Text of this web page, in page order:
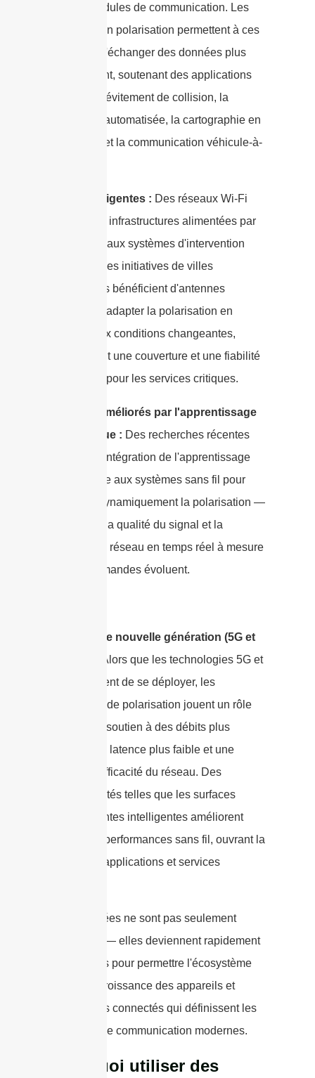
fil et de modules de communication. Les
avancées en polarisation permettent à ces
systèmes d'échanger des données plus
efficacement, soutenant des applications
telles que l'évitement de collision, la
navigation automatisée, la cartographie en
temps réel et la communication véhicule-à-
Villes intelligentes : Des réseaux Wi-Fi
publics aux infrastructures alimentées par
capteurs et aux systèmes d'intervention
d'urgence, les initiatives de villes
intelligentes bénéficient d'antennes
capables d'adapter la polarisation en
réponse aux conditions changeantes,
garantissant une couverture et une fiabilité
constantes pour les services critiques.
Réseaux améliorés par l'apprentissage
automatique : Des recherches récentes
explorent l'intégration de l'apprentissage
automatique aux systèmes sans fil pour
optimiser dynamiquement la polarisation —
améliorant la qualité du signal et la
capacité du réseau en temps réel à mesure
que les demandes évoluent.
Réseaux de nouvelle génération (5G et
Alors que les technologies 5G et
6G continuent de se déployer, les
techniques de polarisation jouent un rôle
clé dans le soutien à des débits plus
élevés, une latence plus faible et une
meilleure efficacité du réseau. Des
fonctionnalités telles que les surfaces
réfléchissantes intelligentes améliorent
encore les performances sans fil, ouvrant la
voie à des applications et services
Ces avancées ne sont pas seulement
théoriques — elles deviennent rapidement
essentielles pour permettre l'écosystème
en pleine croissance des appareils et
applications connectés qui définissent les
paysages de communication modernes.
Pourquoi utiliser des